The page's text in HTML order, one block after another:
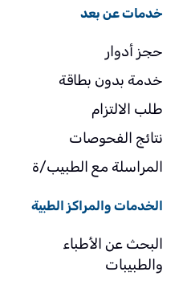
خدمات عن بعد
حجز أدوار
خدمة بدون بطاقة
طلب الالتزام
نتائج الفحوصات
المراسلة مع الطبيب/ة
الخدمات والمراكز الطبية
البحث عن الأطباء
والطبيبات